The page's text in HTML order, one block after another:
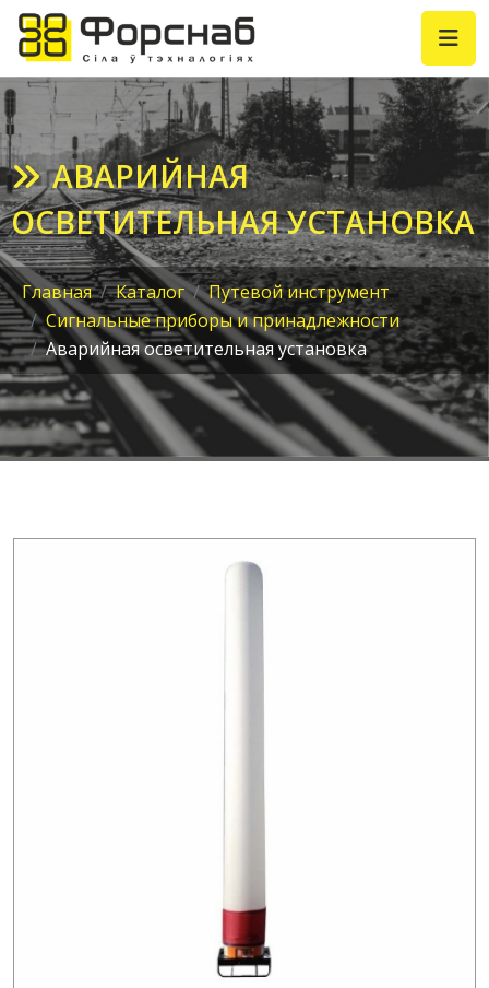
АВАРИЙНАЯ
ОСВЕТИТЕЛЬНАЯ УСТАНОВКА
Главная Каталог
Путевой инструмент
Сигнальные приборы и принадлежности
Аварийная осветительная установка